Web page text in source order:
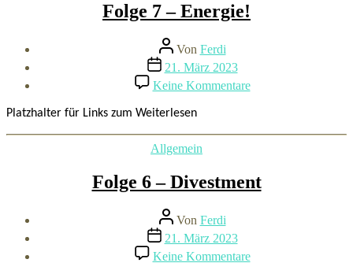
dich
Tagen.
Folge 7 – Energie!
Beitragsautor
Von Ferdi
Beitragsdatum
21. März 2023
Keine Kommentarezu
Folge
Energie!
Platzhalter für Links zum Weiterlesen
Kategorien
Allgemein
Folge 6 – Divestment
Beitragsautor
Von Ferdi
Beitragsdatum
21. März 2023
Keine Kommentarezu
Folge